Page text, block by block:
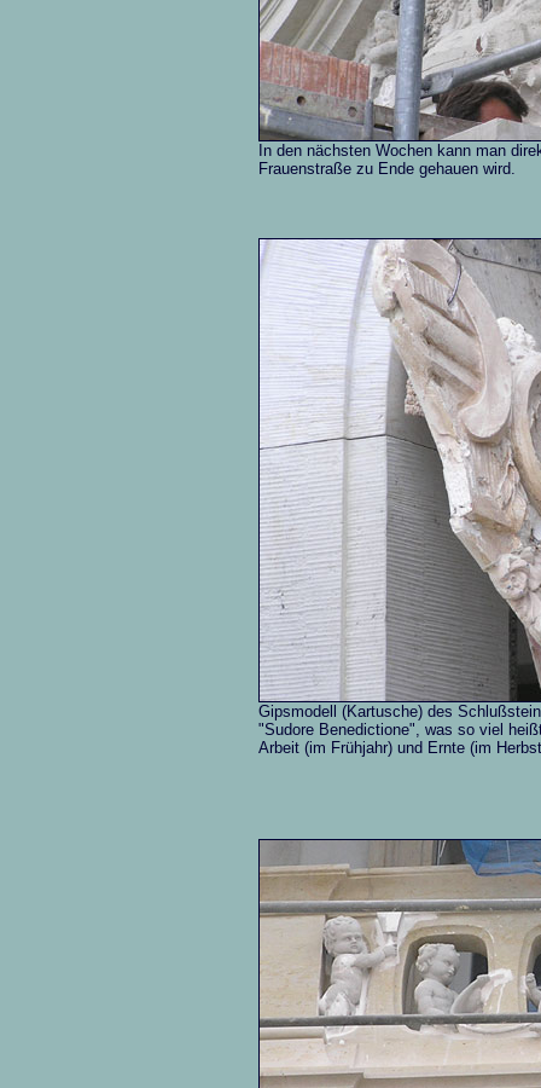
In den nächsten Wochen kann man
Frauenstraße zu Ende gehauen wird.
Gipsmodell (Kartusche) des
"Sudore Benedictione", was so viel
Arbeit (im Frühjahr) und Ernte (im